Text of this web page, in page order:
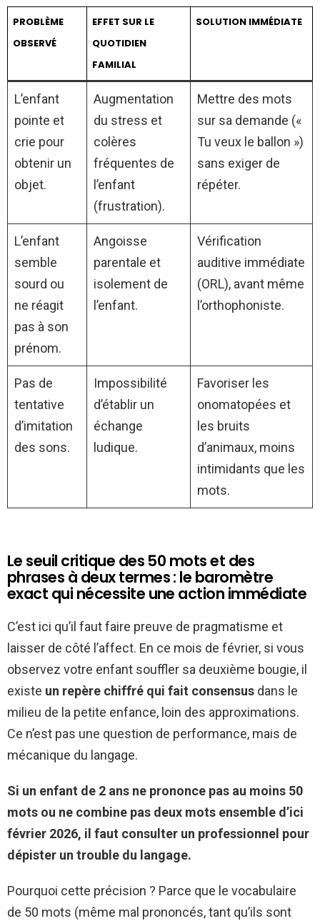
PROBLÈME
OBSERVÉ
EFFET SUR LE
QUOTIDIEN
FAMILIAL
SOLUTION IMMÉDIATE
L’enfant
pointe et
crie pour
obtenir un
objet.
Augmentation
du stress et
colères
fréquentes de
l’enfant
(frustration).
Mettre des mots
sur sa demande («
Tu veux le ballon »)
sans exiger de
répéter.
L’enfant
semble
sourd ou
ne réagit
pas à son
prénom.
Angoisse
parentale et
isolement de
l’enfant.
Vérification
auditive immédiate
(ORL), avant même
l’orthophoniste.
Pas de
tentative
d’imitation
des sons.
Impossibilité
d’établir un
échange
ludique.
Favoriser les
onomatopées et
les bruits
d’animaux, moins
intimidants que les
mots.
Le seuil critique des 50 mots et des
phrases à deux termes : le baromètre
exact qui nécessite une action immédiate
C’est ici qu’il faut faire preuve de pragmatisme et
laisser de côté l’affect. En ce mois de février, si vous
observez votre enfant souffler sa deuxième bougie, il
existe un repère chiffré qui fait consensus dans le
milieu de la petite enfance, loin des approximations.
Ce n’est pas une question de performance, mais de
mécanique du langage.
Si un enfant de 2 ans ne prononce pas au moins 50
mots ou ne combine pas deux mots ensemble d’ici
février 2026, il faut consulter un professionnel pour
dépister un trouble du langage.
Pourquoi cette précision ? Parce que le vocabulaire
de 50 mots (même mal prononcés, tant qu’ils sont